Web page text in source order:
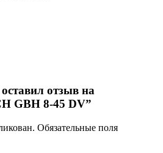
отзыв на
GBH 8-45 DV”
Обязательные поля